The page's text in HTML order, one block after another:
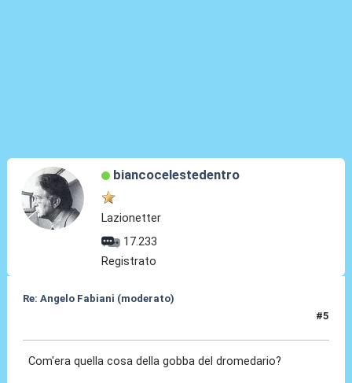
biancocelestedentro
Lazionetter
17.233
Registrato
Re: Angelo Fabiani (moderato)
#5
Com'era quella cosa della gobba del dromedario?